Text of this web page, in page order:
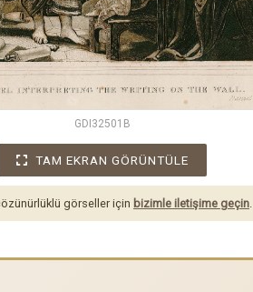
GDI32501B
TAM EKRAN GÖRÜNTÜLE
görseller için bizimle iletişime geçin.